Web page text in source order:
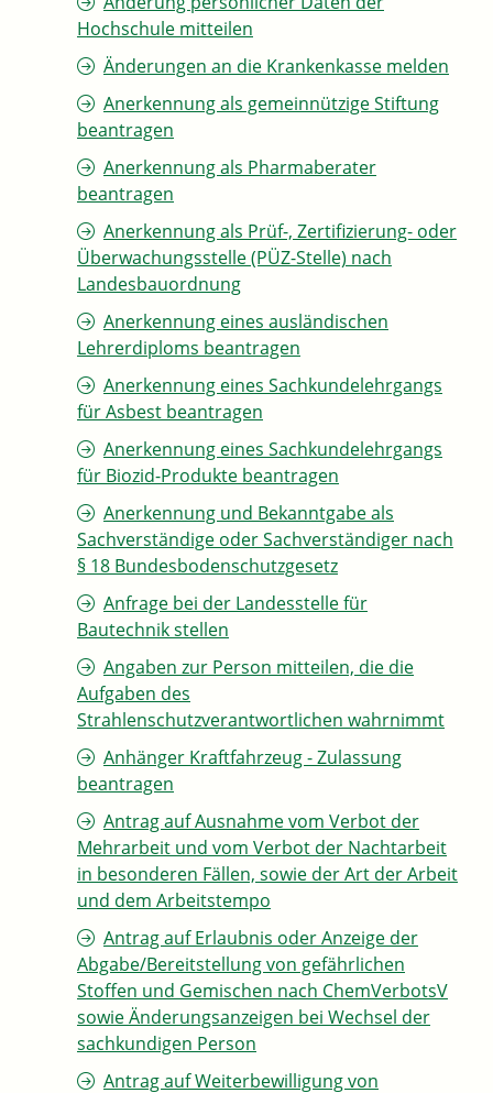
Hochschule mitteilen
Änderungen an die Krankenkasse melden
Anerkennung als gemeinnützige Stiftung
beantragen
Anerkennung als Pharmaberater
beantragen
Anerkennung als Prüf-, Zertifizierung- oder
Überwachungsstelle (PÜZ-Stelle) nach
Landesbauordnung
Anerkennung eines ausländischen
Lehrerdiploms beantragen
Anerkennung eines Sachkundelehrgangs
für Asbest beantragen
Anerkennung eines Sachkundelehrgangs
für Biozid-Produkte beantragen
Anerkennung und Bekanntgabe als
Sachverständige oder Sachverständiger nach
§ 18 Bundesbodenschutzgesetz
Anfrage bei der Landesstelle für
Bautechnik stellen
Angaben zur Person mitteilen, die die
Aufgaben des
Strahlenschutzverantwortlichen wahrnimmt
Anhänger Kraftfahrzeug - Zulassung
beantragen
Antrag auf Ausnahme vom Verbot der
Mehrarbeit und vom Verbot der Nachtarbeit
in besonderen Fällen, sowie der Art der Arbeit
und dem Arbeitstempo
Antrag auf Erlaubnis oder Anzeige der
Abgabe/Bereitstellung von gefährlichen
Stoffen und Gemischen nach ChemVerbotsV
sowie Änderungsanzeigen bei Wechsel der
sachkundigen Person
Antrag auf Weiterbewilligung von